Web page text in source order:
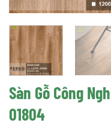
Sàn Gỗ Công
01804